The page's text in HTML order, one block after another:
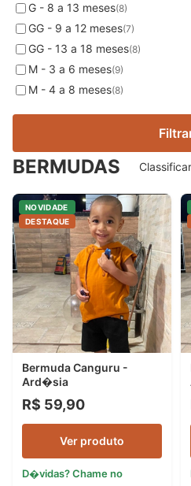
G - 8 a 13 meses(8)
GG - 9 a 12 meses(7)
GG - 13 a 18 meses(8)
M - 3 a 6 meses(9)
M - 4 a 8 meses(8)
BERMUDAS
NOVIDADE
DESTAQUE
Bermuda Canguru -
Ard�sia
R$ 59,90
Ver produto
D�vidas? Chame no